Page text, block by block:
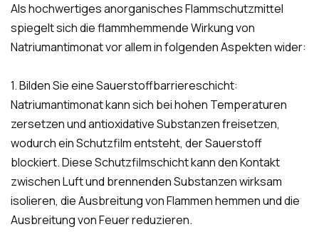
Als hochwertiges anorganisches Flammschutzmittel
spiegelt sich die flammhemmende Wirkung von
Natriumantimonat vor allem in folgenden Aspekten wider:
1. Bilden Sie eine Sauerstoffbarriereschicht:
Natriumantimonat kann sich bei hohen Temperaturen
zersetzen und antioxidative Substanzen freisetzen,
wodurch ein Schutzfilm entsteht, der Sauerstoff
blockiert. Diese Schutzfilmschicht kann den Kontakt
zwischen Luft und brennenden Substanzen wirksam
isolieren, die Ausbreitung von Flammen hemmen und die
Ausbreitung von Feuer reduzieren.